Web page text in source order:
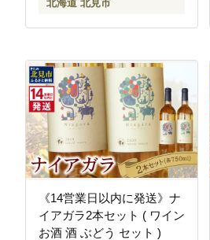
北海道 北見市
《14営業日以内に発送》ナ
イアガラ2本セット ( ワイン
お酒 酒 ぶどう セット )